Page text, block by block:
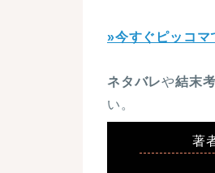
»今すぐピッコマ
ネタバレや結末
い。
著